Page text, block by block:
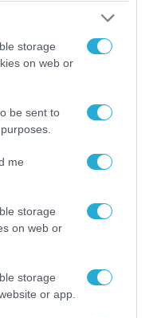
storage
on web or
be sent to
me
storage
on web or
storage
or app.
φορά την
και
βίντεο